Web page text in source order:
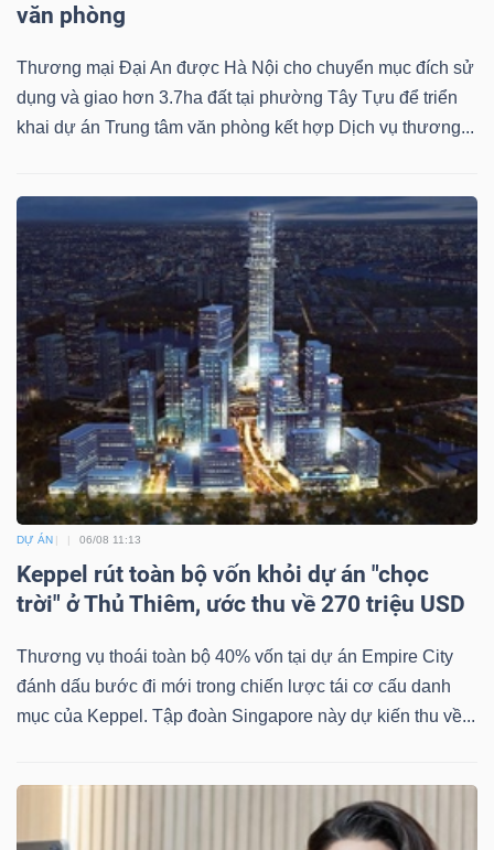
văn phòng
Thương mại Đại An được Hà Nội cho chuyển mục đích sử
dụng và giao hơn 3.7ha đất tại phường Tây Tựu để triển
khai dự án Trung tâm văn phòng kết hợp Dịch vụ thương...
DỰ ÁN 06/08 11:13
Keppel rút toàn bộ vốn khỏi dự án "chọc
trời" ở Thủ Thiêm, ước thu về 270 triệu USD
Thương vụ thoái toàn bộ 40% vốn tại dự án Empire City
đánh dấu bước đi mới trong chiến lược tái cơ cấu danh
mục của Keppel. Tập đoàn Singapore này dự kiến thu về...